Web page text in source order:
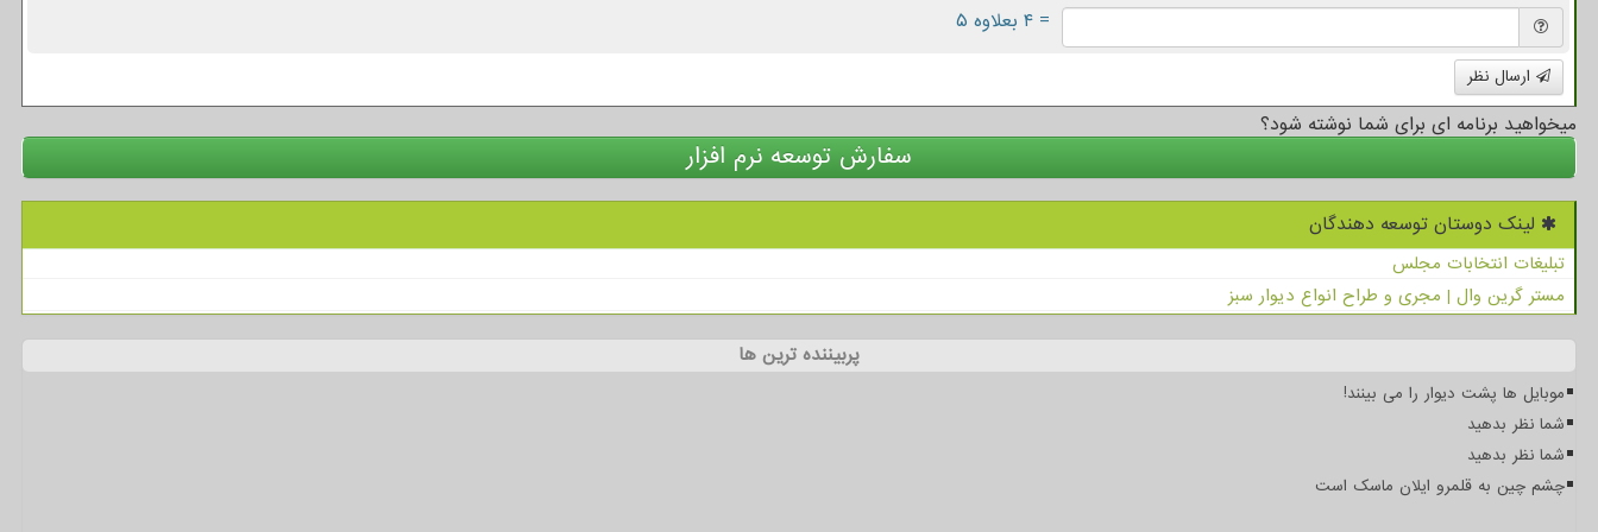
= ۴ بعلاوه ۵
ارسال نظر
میخواهید برنامه ای برای شما نوشته شود؟
سفارش توسعه نرم افزار
لینک دوستان توسعه دهندگان
تبلیغات انتخابات مجلس
مستر گرین وال | مجری و طراح انواع دیوار سبز
پربیننده ترین ها
موبایل ها پشت دیوار را می بینند!
شما نظر بدهید
شما نظر بدهید
چشم چین به قلمرو ایلان ماسک است